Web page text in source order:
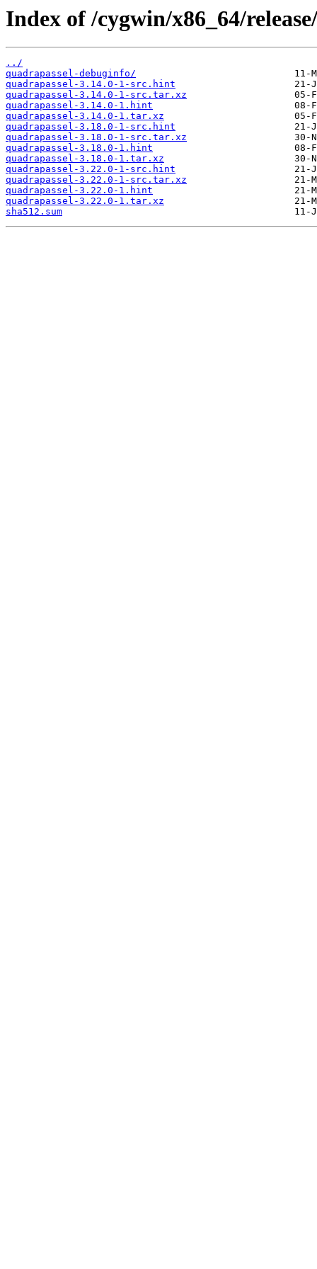
Index of /cygwin/x86_64/
../
quadrapassel-debuginfo/
quadrapassel-3.14.0-1-src.hint
quadrapassel-3.14.0-1-src.tar.xz
quadrapassel-3.14.0-1.hint
quadrapassel-3.14.0-1.tar.xz
quadrapassel-3.18.0-1-src.hint
quadrapassel-3.18.0-1-src.tar.xz
quadrapassel-3.18.0-1.hint
quadrapassel-3.18.0-1.tar.xz
quadrapassel-3.22.0-1-src.hint
quadrapassel-3.22.0-1-src.tar.xz
quadrapassel-3.22.0-1.hint
quadrapassel-3.22.0-1.tar.xz
sha512.sum